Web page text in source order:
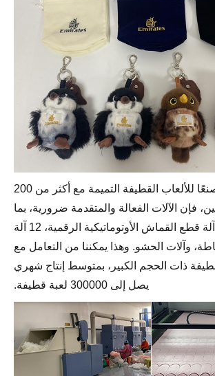
باعتبارنا مصنعًا للألعاب القطيفة التميمة مع أكثر من 200
الآلات الفعالة والمتقدمة ضرورية، بما
في ذلك 16 آلة قطع القماش الأوتوماتيكية الرقمية، 12 آلة
وآلات الحشو. وهذا يمكننا من التعامل مع
ذات الحجم الكبير، بمتوسط ​​إنتاج شهري
يصل إلى 300000 لعبة قطيفة.